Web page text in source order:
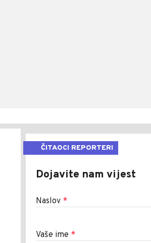
ČITAOCI REPORTERI
Dojavite nam vijest
Naslov *
Vaše ime *